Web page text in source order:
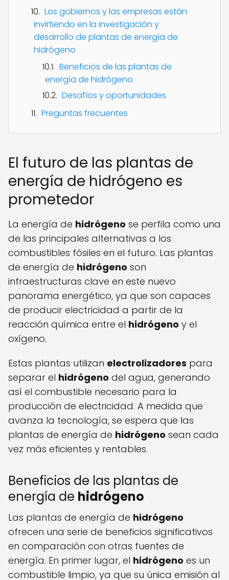
Los gobiernos y las empresas están
invirtiendo en la investigación y
desarrollo de plantas de energía de
hidrógeno
Beneficios de las plantas de
energía de hidrógeno
Desafíos y oportunidades
Preguntas frecuentes
El futuro de las plantas de
energía de hidrógeno es
prometedor
La energía de hidrógeno se perfila como una
de las principales alternativas a los
combustibles fósiles en el futuro. Las plantas
de energía de hidrógeno son
infraestructuras clave en este nuevo
panorama energético, ya que son capaces
de producir electricidad a partir de la
reacción química entre el hidrógeno y el
oxígeno.
Estas plantas utilizan electrolizadores para
separar el hidrógeno del agua, generando
así el combustible necesario para la
producción de electricidad. A medida que
avanza la tecnología, se espera que las
plantas de energía de hidrógeno sean cada
vez más eficientes y rentables.
Beneficios de las plantas de
energía de hidrógeno
Las plantas de energía de hidrógeno
ofrecen una serie de beneficios significativos
en comparación con otras fuentes de
energía. En primer lugar, el hidrógeno es un
combustible limpio, ya que su única emisión al